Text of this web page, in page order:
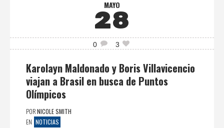
MAYO
28
0 3
Karolayn Maldonado y Boris Villavicencio
viajan a Brasil en busca de Puntos
Olímpicos
PORNICOLE SMITH
EN NOTICIAS